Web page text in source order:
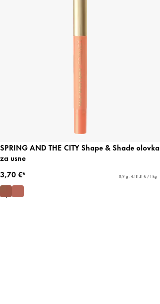
SPRING AND THE CITY Shape & Shade olovka
za usne
3,70 €*
0,9 g - 4.111,11 € / 1 kg